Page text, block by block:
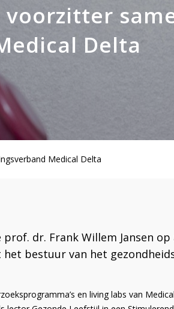
voorzitter
Delta
Medical Delta
dr. Frank Willem Jansen
bestuur van het
en living labs van